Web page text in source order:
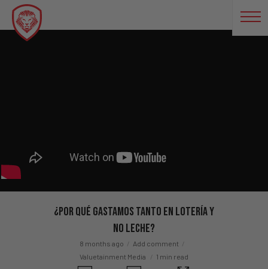
¿Por Qué Gastamos Tanto en Lotería Y
No Leche?
8 months ago
Add comment
Valuetainment Media
1 min read